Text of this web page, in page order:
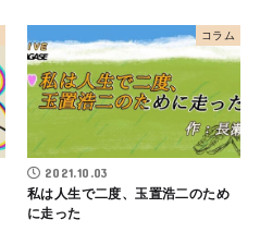
コラム
2021.10.03
私は人生で二度、玉置浩二のため
に走った